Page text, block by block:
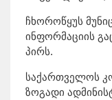
ჩხოროწყუს
ინფორმაციის
პირს.
საქართველოს
ზოგადი